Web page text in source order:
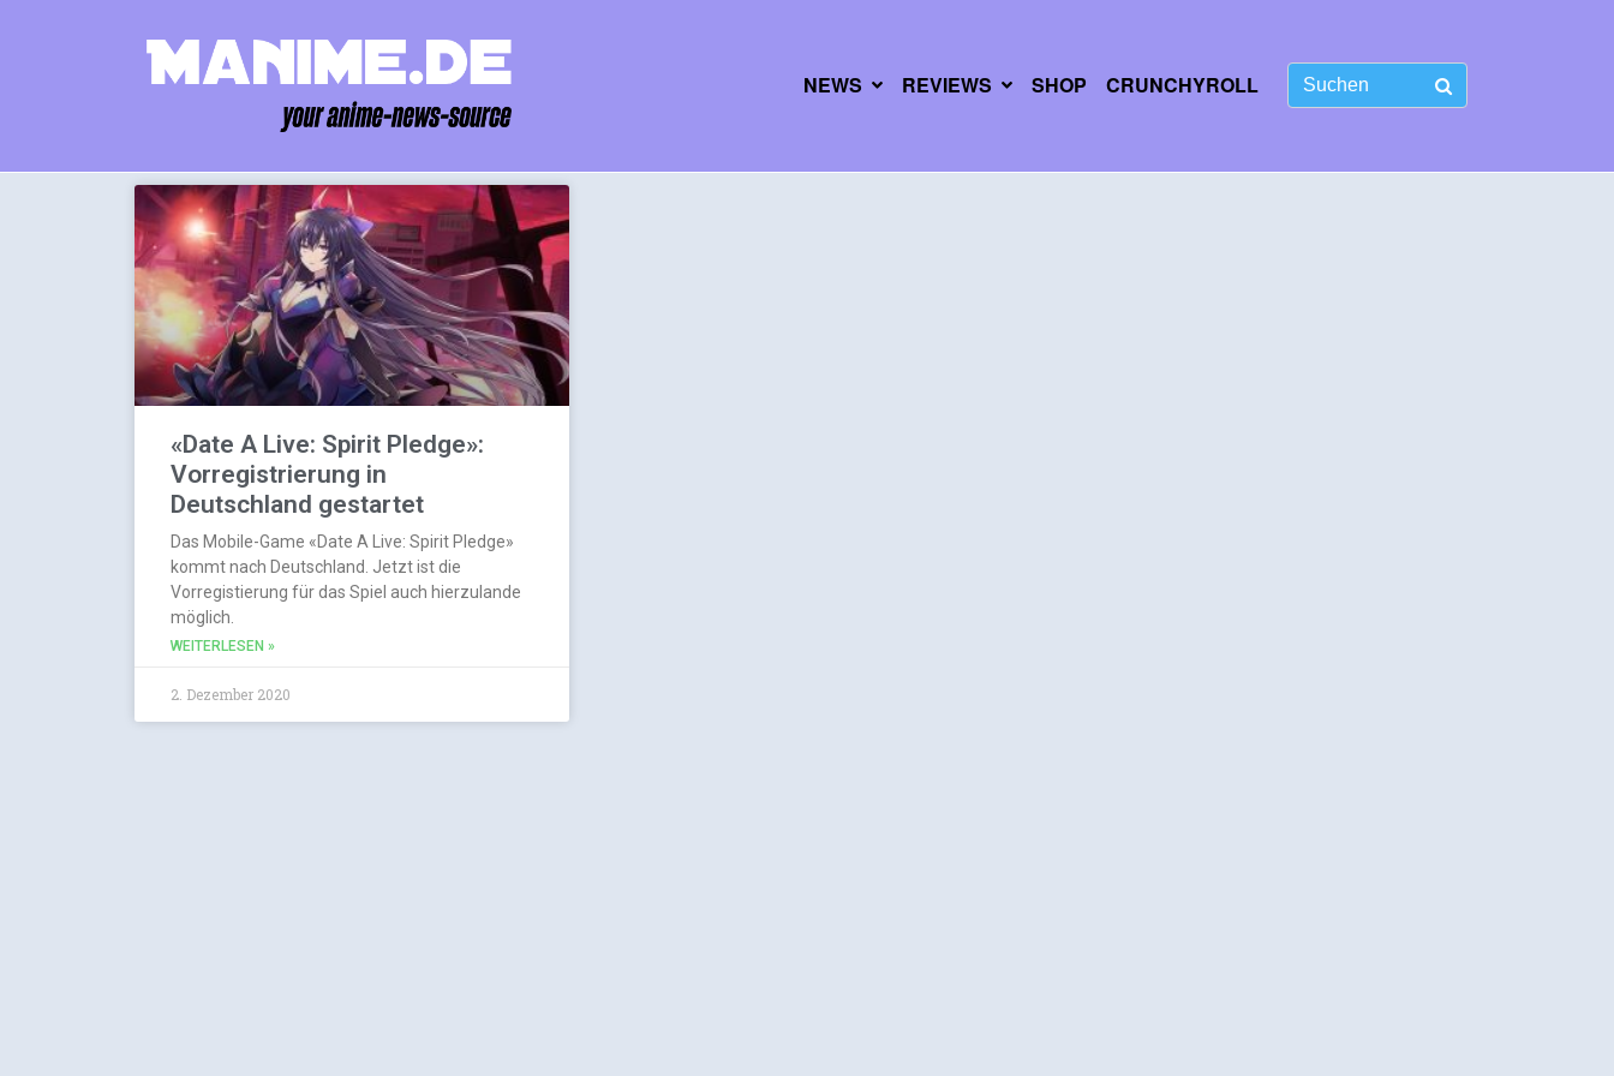
NEWS REVIEWS SHOP CRUNCHYROLL
«Date A Live: Spirit Pledge»:
Vorregistrierung in
Deutschland gestartet
Das Mobile-Game «Date A Live: Spirit Pledge»
kommt nach Deutschland. Jetzt ist die
Vorregistierung für das Spiel auch hierzulande
möglich.
WEITERLESEN »
2. Dezember 2020